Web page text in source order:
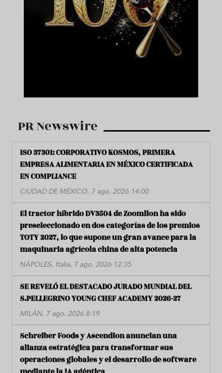
PR Newswire
ISO 37301: CORPORATIVO KOSMOS, PRIMERA
EMPRESA ALIMENTARIA EN MÉXICO CERTIFICADA
EN COMPLIANCE
CIUDAD DE MÉXICO, 7 ago. 2026 14:00
El tractor híbrido DV3504 de Zoomlion ha sido
preseleccionado en dos categorías de los premios
TOTY 2027, lo que supone un gran avance para la
maquinaria agrícola china de alta potencia
NÁPOLES, Italia, 7 ago. 2026 12:35
SE REVELÓ EL DESTACADO JURADO MUNDIAL DEL
S.PELLEGRINO YOUNG CHEF ACADEMY 2026-27
MILÁN, 7 ago. 2026 8:19
Schreiber Foods y Ascendion anuncian una
alianza estratégica para transformar sus
operaciones globales y el desarrollo de software